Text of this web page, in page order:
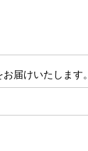
届けいたします。